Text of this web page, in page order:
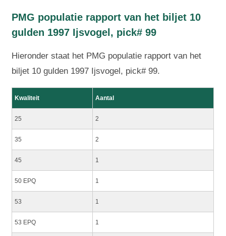
PMG populatie rapport van het biljet 10
gulden 1997 Ijsvogel, pick# 99
Hieronder staat het PMG populatie rapport van het
biljet 10 gulden 1997 Ijsvogel, pick# 99.
Kwaliteit Aantal
25 2
35 2
45 1
50 EPQ 1
53 1
53 EPQ 1